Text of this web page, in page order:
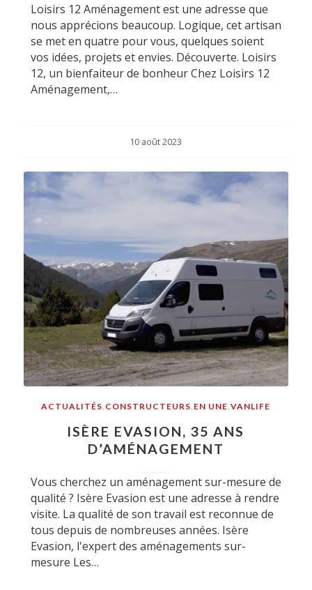
Loisirs 12 Aménagement est une adresse que
nous apprécions beaucoup. Logique, cet artisan
se met en quatre pour vous, quelques soient
vos idées, projets et envies. Découverte. Loisirs
12, un bienfaiteur de bonheur Chez Loisirs 12
Aménagement,…
10 août 2023
ACTUALITÉS CONSTRUCTEURS EN UNE ,VANLIFE
ISÈRE EVASION, 35 ANS
D’AMÉNAGEMENT
Vous cherchez un aménagement sur-mesure de
qualité ? Isère Evasion est une adresse à rendre
visite. La qualité de son travail est reconnue de
tous depuis de nombreuses années. Isère
Evasion, l'expert des aménagements sur-
mesure Les…